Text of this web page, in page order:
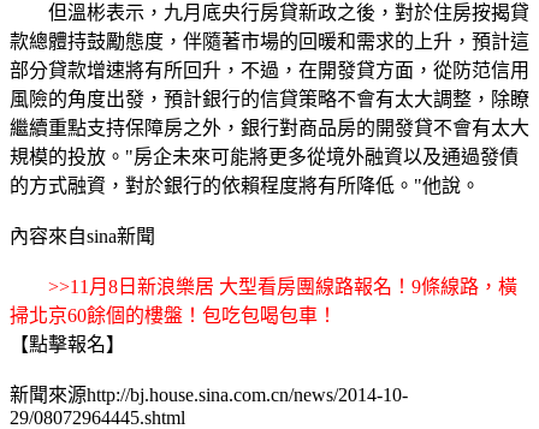
但溫彬表示，九月底央行房貸新政之後，對於住房按揭貸
款總體持鼓勵態度，伴隨著市場的回暖和需求的上升，預計這
部分貸款增速將有所回升，不過，在開發貸方面，從防范信用
風險的角度出發，預計銀行的信貸策略不會有太大調整，除瞭
繼續重點支持保障房之外，銀行對商品房的開發貸不會有太大
規模的投放。"房企未來可能將更多從境外融資以及通過發債
的方式融資，對於銀行的依賴程度將有所降低。"他說。
內容來自sina新聞
>>11月8日新浪樂居 大型看房團線路報名！9條線路，橫
掃北京60餘個的樓盤！包吃包喝包車！
【點擊報名】
新聞來源http://bj.house.sina.com.cn/news/2014-10-
29/08072964445.shtml